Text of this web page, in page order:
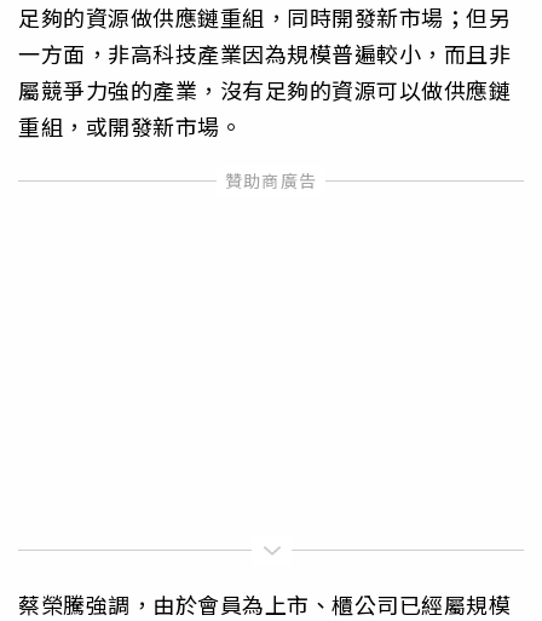
足夠的資源做供應鏈重組，同時開發新市場；但另
一方面，非高科技產業因為規模普遍較小，而且非
屬競爭力強的產業，沒有足夠的資源可以做供應鏈
重組，或開發新市場。
蔡榮騰強調，由於會員為上市、櫃公司已經屬規模